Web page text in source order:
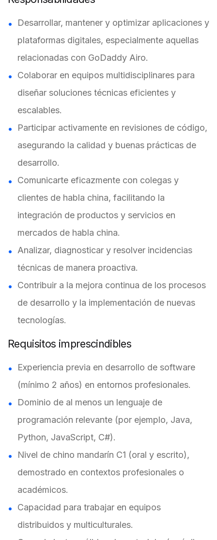
Desarrollar, mantener y optimizar aplicaciones y
plataformas digitales, especialmente aquellas
relacionadas con GoDaddy Airo.
Colaborar en equipos multidisciplinares para
diseñar soluciones técnicas eficientes y
escalables.
Participar activamente en revisiones de código,
asegurando la calidad y buenas prácticas de
desarrollo.
Comunicarte eficazmente con colegas y
clientes de habla china, facilitando la
integración de productos y servicios en
mercados de habla china.
Analizar, diagnosticar y resolver incidencias
técnicas de manera proactiva.
Contribuir a la mejora continua de los procesos
de desarrollo y la implementación de nuevas
tecnologías.
Requisitos imprescindibles
Experiencia previa en desarrollo de software
(mínimo 2 años) en entornos profesionales.
Dominio de al menos un lenguaje de
programación relevante (por ejemplo, Java,
Python, JavaScript, C#).
Nivel de chino mandarín C1 (oral y escrito),
demostrado en contextos profesionales o
académicos.
Capacidad para trabajar en equipos
distribuidos y multiculturales.